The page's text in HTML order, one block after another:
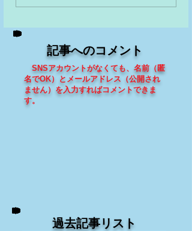
記事へのコメント
SNSアカウントがなくても、 名前（匿
名でOK）とメールアドレス（公開され
ません）を入力すればコメントできま
す。
過去記事リスト